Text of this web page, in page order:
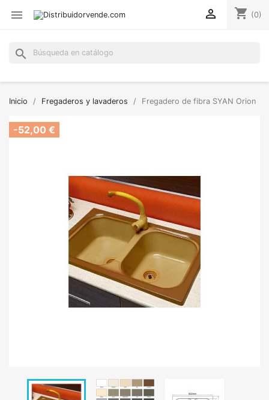
 shopping_cart (0)

search
Inicio Fregaderos y lavaderos Fregadero de fibra SYAN Orion
-52,00 €